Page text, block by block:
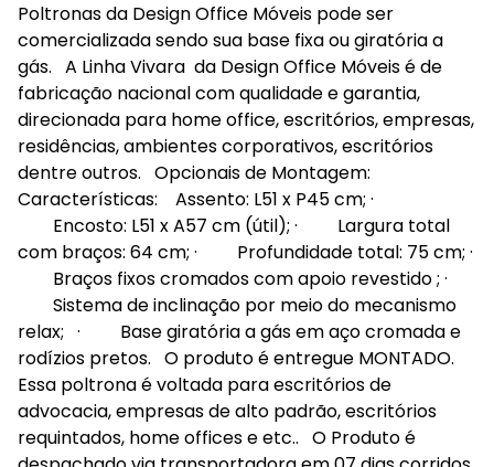
Poltronas da Design Office Móveis pode ser
comercializada sendo sua base fixa ou giratória a
gás. A Linha Vivara da Design Office Móveis é de
fabricação nacional com qualidade e garantia,
direcionada para home office, escritórios, empresas,
residências, ambientes corporativos, escritórios
dentre outros. Opcionais de Montagem:
Características: Assento: L51 x P45 cm; ·
Encosto: L51 x A57 cm (útil); · Largura total
com braços: 64 cm; · Profundidade total: 75 cm; ·
Braços fixos cromados com apoio revestido ; ·
Sistema de inclinação por meio do mecanismo
relax; · Base giratória a gás em aço cromada e
rodízios pretos. O produto é entregue MONTADO.
Essa poltrona é voltada para escritórios de
advocacia, empresas de alto padrão, escritórios
requintados, home offices e etc.. O Produto é